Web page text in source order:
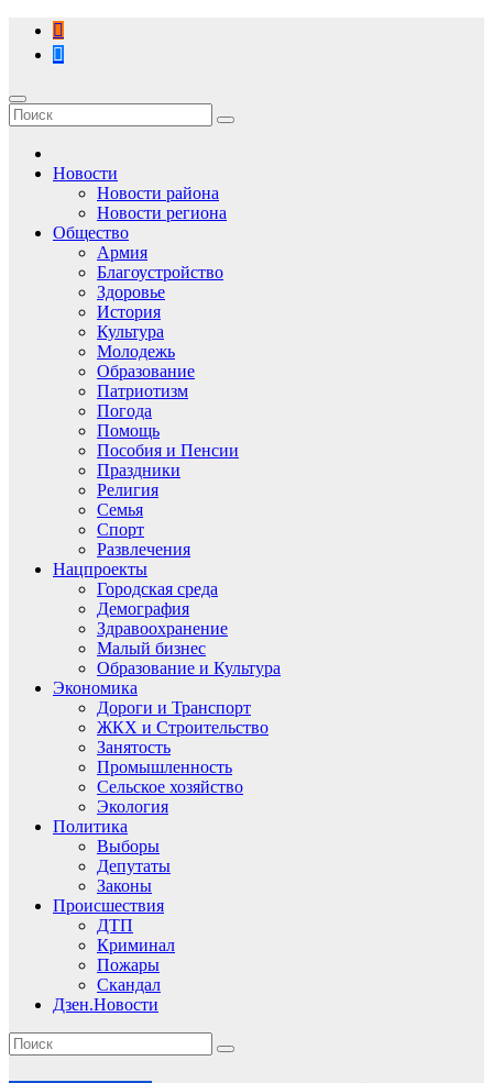
Перейти
содержимому
Новости
Новости района
Новости региона
Общество
Армия
Благоустройство
Здоровье
История
Культура
Молодежь
Образование
Патриотизм
Погода
Помощь
Пособия и Пенсии
Праздники
Религия
Семья
Спорт
Развлечения
Нацпроекты
Городская среда
Демография
Здравоохранение
Малый бизнес
Образование и Культура
Экономика
Дороги и Транспорт
ЖКХ и Строительство
Занятость
Промышленность
Сельское хозяйство
Экология
Политика
Выборы
Депутаты
Законы
Происшествия
ДТП
Криминал
Пожары
Скандал
Дзен.Новости